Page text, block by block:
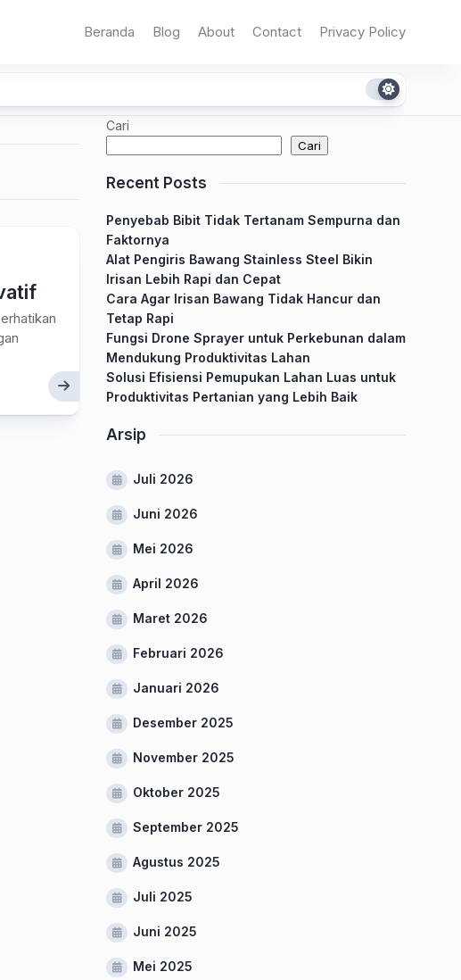
Beranda Blog About Contact Privacy Policy
Cari
Cari
Recent Posts
Penyebab Bibit Tidak Tertanam Sempurna dan
Faktornya
Alat Pengiris Bawang Stainless Steel Bikin
Irisan Lebih Rapi dan Cepat
Cara Agar Irisan Bawang Tidak Hancur dan
Tetap Rapi
Fungsi Drone Sprayer untuk Perkebunan dalam
Mendukung Produktivitas Lahan
Solusi Efisiensi Pemupukan Lahan Luas untuk
Produktivitas Pertanian yang Lebih Baik
Arsip
Juli 2026
Juni 2026
Mei 2026
April 2026
Maret 2026
Februari 2026
Januari 2026
Desember 2025
November 2025
Oktober 2025
September 2025
Agustus 2025
Juli 2025
Juni 2025
Mei 2025